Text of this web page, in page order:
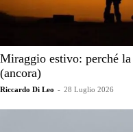
Miraggio estivo: perché
(ancora)
Riccardo Di Leo - 28 Luglio 2026